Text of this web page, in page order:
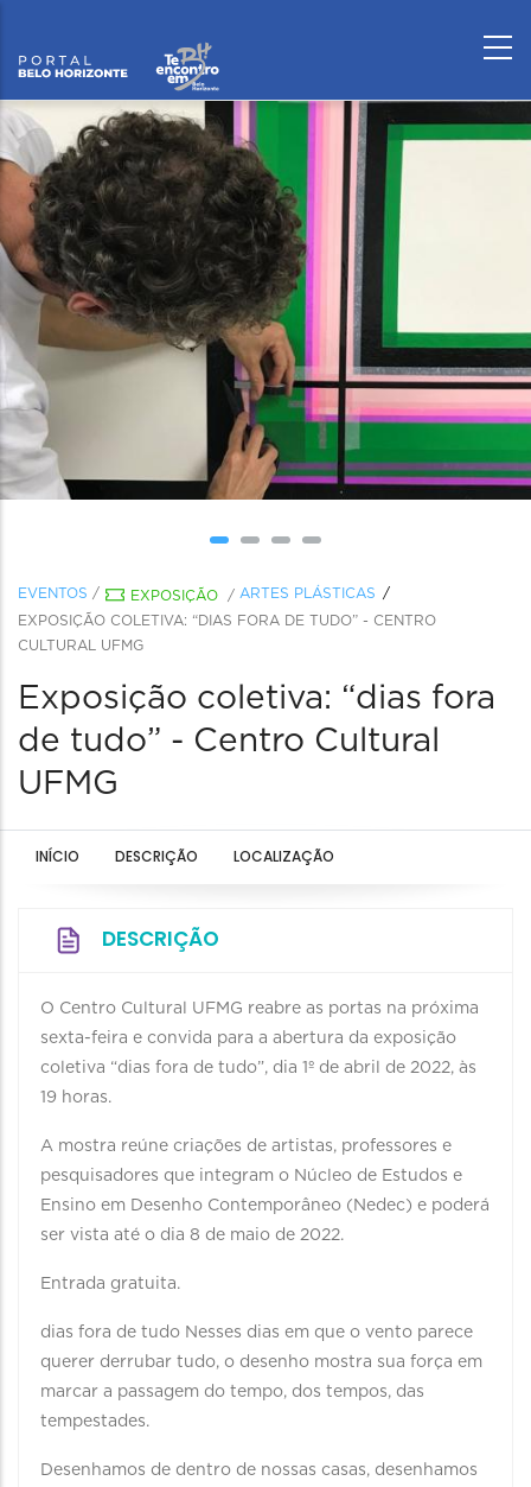
EVENTOS / EXPOSIÇÃO / ARTES PLÁSTICAS
EXPOSIÇÃO COLETIVA: “DIAS FORA DE TUDO” - CENTRO
CULTURAL UFMG
Exposição coletiva: “dias fora
de tudo” - Centro Cultural
UFMG
INÍCIO DESCRIÇÃO LOCALIZAÇÃO
DESCRIÇÃO
O Centro Cultural UFMG reabre as portas na próxima
sexta-feira e convida para a abertura da exposição
coletiva “dias fora de tudo”, dia 1º de abril de 2022, às
19 horas.
A mostra reúne criações de artistas, professores e
pesquisadores que integram o Núcleo de Estudos e
Ensino em Desenho Contemporâneo (Nedec) e poderá
ser vista até o dia 8 de maio de 2022.
Entrada gratuita.
dias fora de tudo Nesses dias em que o vento parece
querer derrubar tudo, o desenho mostra sua força em
marcar a passagem do tempo, dos tempos, das
tempestades.
Desenhamos de dentro de nossas casas, desenhamos